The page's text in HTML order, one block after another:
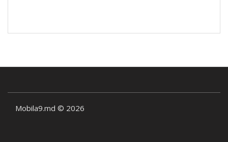
Mobila9.md © 2026